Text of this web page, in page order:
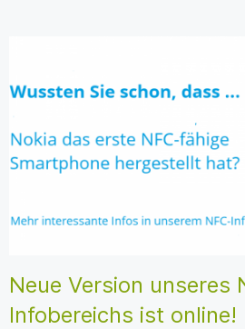
Neue Version unseres
Infobereichs ist online!